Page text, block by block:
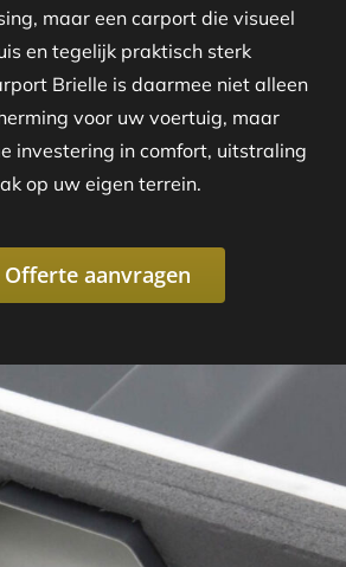
maar een carport die visueel
en tegelijk praktisch sterk
Brielle is daarmee niet alleen
voor uw voertuig, maar
investering in comfort, uitstraling
op uw eigen terrein.
Offerte aanvragen